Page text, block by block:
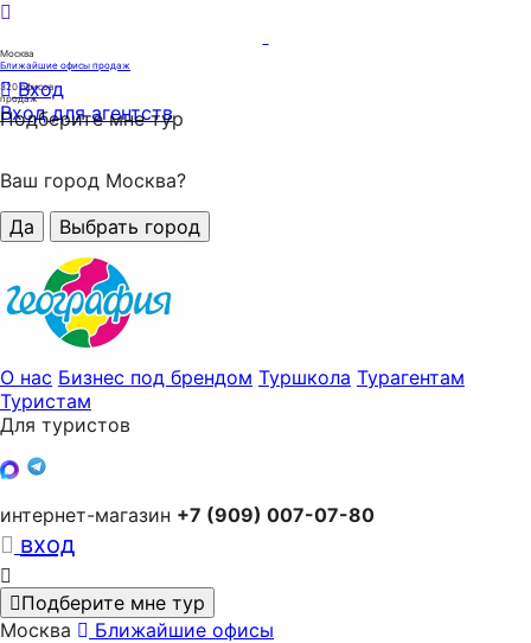
Москва
Ближайшие офисы продаж
320офисов
продаж
Вход
Вход для агентств
Подберите мне тур
Ваш город Москва?
Да
Выбрать город
О нас Бизнес под брендом Туршкола Турагентам
Туристам
Для туристов
интернет-магазин +7 (909) 007-07-80
вход
Подберите мне тур
Москва
Ближайшие офисы